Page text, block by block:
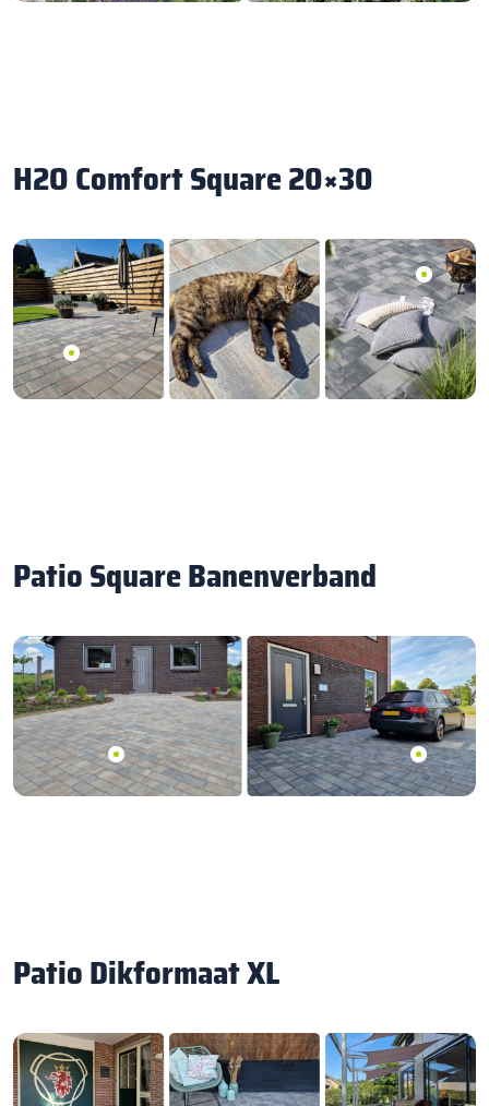
H2O Comfort Square 20×30
Patio Square Banenverband
Patio Dikformaat XL